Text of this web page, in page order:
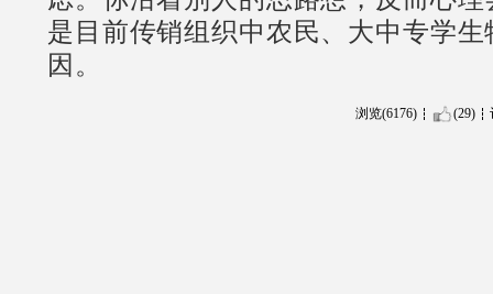
是目前传销组织中农民、大中专学
因。
浏览(6176) (29)